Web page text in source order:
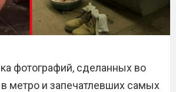
фотографий, сделанных во
метро и запечатлевших самых